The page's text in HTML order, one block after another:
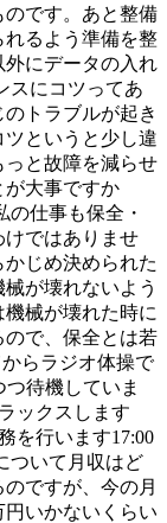
のです。あと整備
るよう準備を整
外にデータの入れ
スにコツってあ
トラブルが起き
というと少し違
っと故障を減らせ
が大事ですか
仕事も保全・
けではありませ
じめ決められた
が壊れないよう
械が壊れた時に
で、保全とは若
らラジオ体操で
待機していま
ックスします
を行います17:00
ついて月収はど
ですが、今の月
円いかないくらい